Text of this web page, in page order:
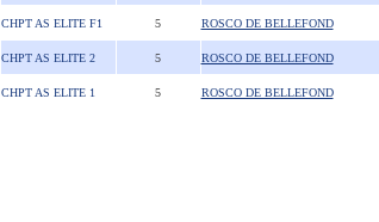
CHPT AS ELITE F1 5 ROSCO DE BELLEFOND
CHPT AS ELITE 2 5 ROSCO DE BELLEFOND
CHPT AS ELITE 1 5 ROSCO DE BELLEFOND